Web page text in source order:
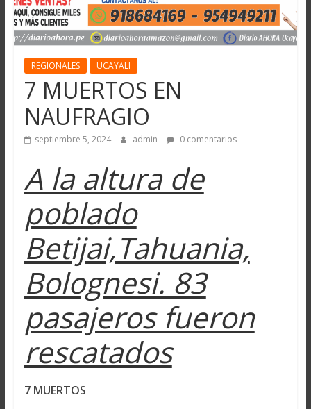
REGIONALES UCAYALI
7 MUERTOS EN
NAUFRAGIO
septiembre 5, 2024 admin 0 comentarios
A la altura de
poblado
Betijai,Tahuania,
Bolognesi. 83
pasajeros fueron
rescatados
7 MUERTOS